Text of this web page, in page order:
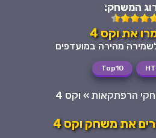
המשחק:
את וקס 4
Top10
הרפתקאות » וקס 4
את משחק וקס 4